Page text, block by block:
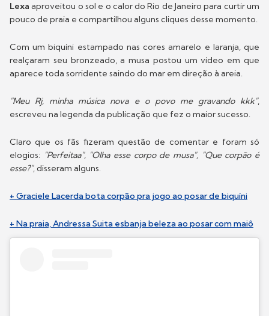
Lexa aproveitou o sol e o calor do Rio de Janeiro para curtir um
pouco de praia e compartilhou alguns cliques desse momento.
Com um biquíni estampado nas cores amarelo e laranja, que
realçaram seu bronzeado, a musa postou um vídeo em que
aparece toda sorridente saindo do mar em direção à areia.
"Meu Rj, minha música nova e o povo me gravando kkk",
escreveu na legenda da publicação que fez o maior sucesso.
Claro que os fãs fizeram questão de comentar e foram só
elogios: "Perfeitaa", "Olha esse corpo de musa", "Que corpão é
esse?", disseram alguns.
+ Graciele Lacerda bota corpão pra jogo ao posar de biquíni
+ Na praia, Andressa Suita esbanja beleza ao posar com maiô